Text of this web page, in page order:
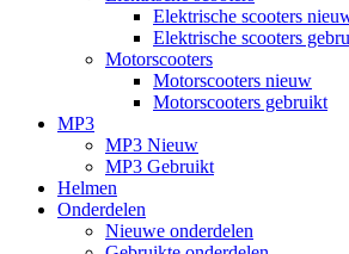
Elektrische scooters
Elektrische scooters
Motorscooters
Motorscooters nieuw
Motorscooters gebruikt
MP3
MP3 Nieuw
MP3 Gebruikt
Helmen
Onderdelen
Nieuwe onderdelen